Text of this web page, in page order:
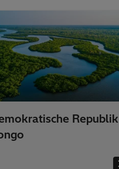
Republik